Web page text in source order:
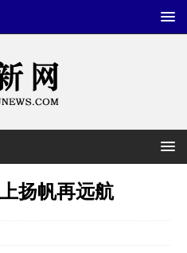
扬帆再远航